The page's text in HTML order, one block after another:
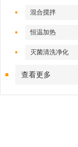
混合搅拌
恒温加热
灭菌清洗净化
查看更多